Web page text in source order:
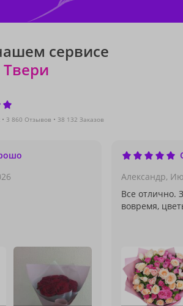
сервисе
Твери
3 860 Отзывов 38 132 Заказов
Александр,
Все отлично.
вовремя,